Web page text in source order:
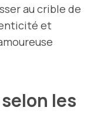
au crible de
et
les